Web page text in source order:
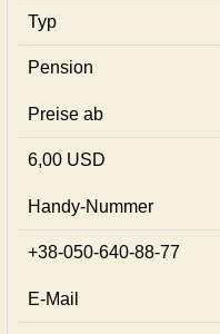
Typ
Pension
Preise ab
6,00 USD
Handy-Nummer
+38-050-640-88-77
E-Mail